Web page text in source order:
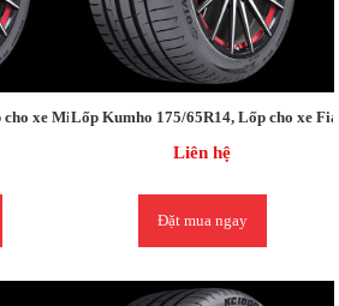
xe Mitsubishi MIRAGE / Mirage
Lốp Kumho 175/65R14, Lốp cho xe
Liên hệ
Đặt mua ngay